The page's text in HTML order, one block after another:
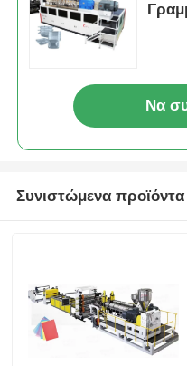
Να
Συνιστώμενα προϊόντα